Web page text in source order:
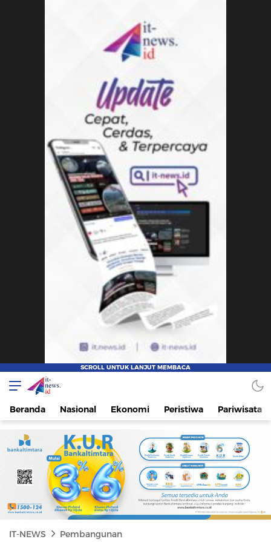
IT-NEWS
Update Cepat, Cerdas, dan Terpercaya
Beranda Nasional Ekonomi Peristiwa Pariwisata
IT-NEWS Pembangunan